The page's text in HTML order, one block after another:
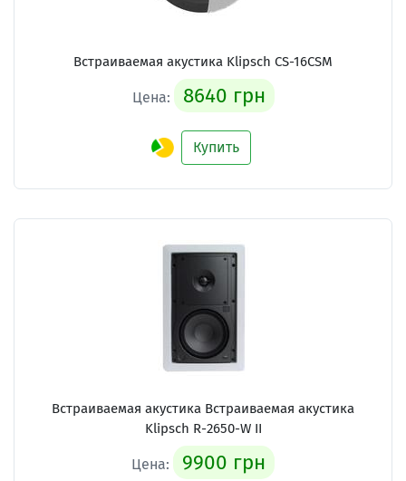
Встраиваемая акустика Klipsch CS-16CSM
Цена: 8640 грн
Купить
Встраиваемая акустика Встраиваемая акустика
Klipsch R-2650-W II
Цена: 9900 грн